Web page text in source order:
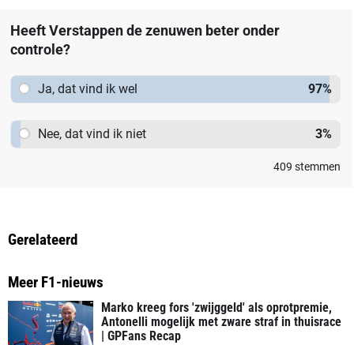
Heeft Verstappen de zenuwen beter onder
controle?
Ja, dat vind ik wel 97%
Nee, dat vind ik niet 3%
409 stemmen
Gerelateerd
Meer F1-nieuws
Marko kreeg fors 'zwijggeld' als oprotpremie,
Antonelli mogelijk met zware straf in thuisrace
| GPFans Recap